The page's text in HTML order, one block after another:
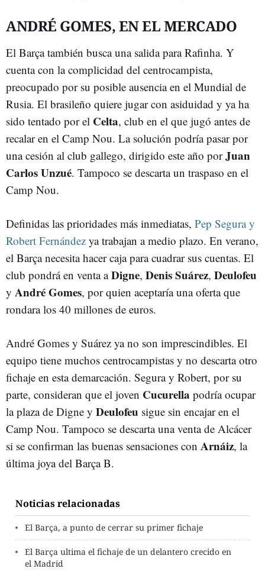
ANDRÉ GOMES, EN EL MERCADO
El Barça también busca una salida para Rafinha. Y
cuenta con la complicidad del centrocampista,
preocupado por su posible ausencia en el Mundial de
Rusia. El brasileño quiere jugar con asiduidad y ya ha
sido tentado por el Celta, club en el que jugó antes de
recalar en el Camp Nou. La solución podría pasar por
una cesión al club gallego, dirigido este año porJuan
Carlos Unzué. Tampoco se descarta un traspaso en el
Camp Nou.
Definidas las prioridades más inmediatas, Pep Segura y
Robert Fernández ya trabajan a medio plazo. En verano,
el Barça necesita hacer caja para cuadrar sus cuentas. El
club pondrá en venta aDigne, Denis Suárez, Deulofeu
y André Gomes, por quien aceptaría una oferta que
rondara los 40 millones de euros.
André Gomes y Suárez ya no son imprescindibles. El
equipo tiene muchos centrocampistas y no descarta otro
fichaje en esta demarcación. Segura y Robert, por su
parte, consideran que el joven Cucurella podría ocupar
la plaza de Digne y Deulofeu sigue sin encajar en el
Camp Nou. Tampoco se descarta una venta de Alcácer
si se confirman las buenas sensaciones con Arnáiz, la
última joya del Barça B.
Noticias relacionadas
El Barça, a punto de cerrar su primer fichaje
El Barça ultima el fichaje de un delantero crecido en
el Madrid